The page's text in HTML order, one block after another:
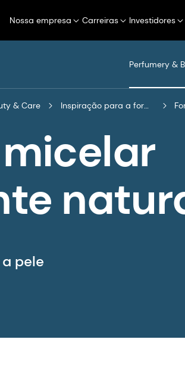
Nossa empresa Carreiras Investidores
Perfumery &
& Care Inspiração para a formulação
pele